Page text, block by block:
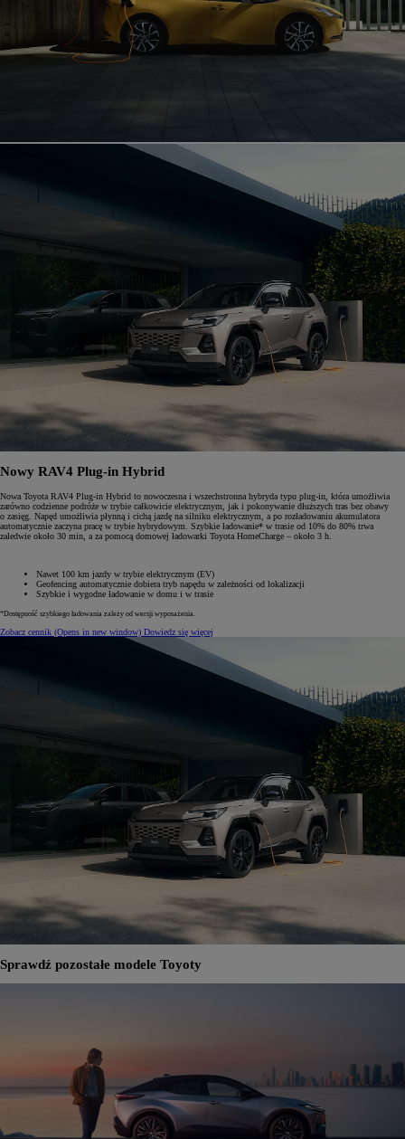
Nowy RAV4 Plug-in Hybrid
Nowa Toyota RAV4 Plug-in Hybrid to nowoczesna i wszechstronna hybryda typu plug-in, która umożliwia
zarówno codzienne podróże w trybie całkowicie elektrycznym, jak i pokonywanie dłuższych tras bez obawy
o zasięg. Napęd umożliwia płynną i cichą jazdę na silniku elektrycznym, a po rozładowaniu akumulatora
automatycznie zaczyna pracę w trybie hybrydowym. Szybkie ładowanie* w trasie od 10% do 80% trwa
zaledwie około 30 min, a za pomocą domowej ładowarki Toyota HomeCharge – około 3 h.
Nawet 100 km jazdy w trybie elektrycznym (EV)
Geofencing automatycznie dobiera tryb napędu w zależności od lokalizacji
Szybkie i wygodne ładowanie w domu i w trasie
*Dostępność szybkiego ładowania zależy od wersji wyposażenia.
Zobacz cennik (Opens in new window) Dowiedz się więcej
Sprawdź pozostałe modele Toyoty